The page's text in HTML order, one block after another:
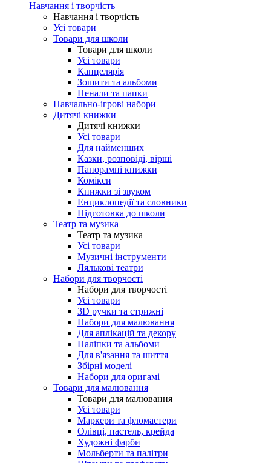
Навчання і творчість
Навчання і творчість
Усі товари
Товари для школи
Товари для школи
Усі товари
Канцелярія
Зошити та альбоми
Пенали та папки
Навчально-ігрові набори
Дитячі книжки
Дитячі книжки
Усі товари
Для найменших
Казки, розповіді, вірші
Панорамні книжки
Комікси
Книжки зі звуком
Енциклопедії та словники
Підготовка до школи
Театр та музика
Театр та музика
Усі товари
Музичні інструменти
Лялькові театри
Набори для творчості
Набори для творчості
Усі товари
3D ручки та стрижні
Набори для малювання
Для аплікацій та декору
Наліпки та альбоми
Для в'язання та шиття
Збірні моделі
Набори для оригамі
Товари для малювання
Товари для малювання
Усі товари
Маркери та фломастери
Олівці, пастель, крейда
Художні фарби
Мольберти та палітри